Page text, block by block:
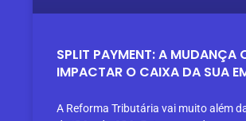
SPLIT PAYMENT: A MUDANÇA
IMPACTAR O CAIXA DA SUA
A Reforma Tributária vai muito além